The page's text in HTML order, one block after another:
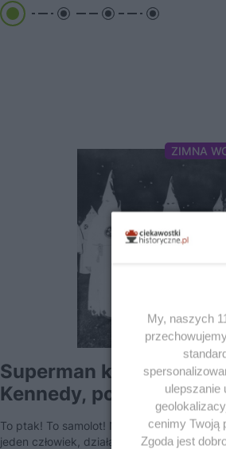
ZIMNA
Superman kontra Ku
Kennedy, podobnie jak
superbohater,...
To ptak! To samolot! Nie to… etnolog,
jeden człowiek, działając incognito,
My, naszych
ulepszanie
cenimy Twoją
Zgoda jest